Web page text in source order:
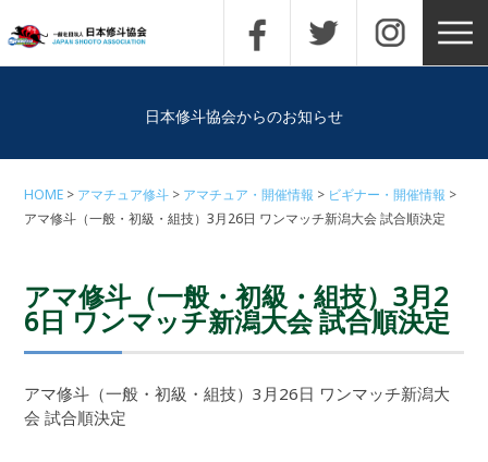
日本修斗協会からのお知らせ
HOME アマチュア修斗 アマチュア・開催情報
ビギナー・開催情報
アマ修斗（一般・初級・組技）3月26日 ワンマッチ新潟大会 試合順決定
アマ修斗（一般・初級・組技）3月2
6日 ワンマッチ新潟大会 試合順決定
アマ修斗（一般・初級・組技）3月26日 ワンマッチ新潟大
会 試合順決定